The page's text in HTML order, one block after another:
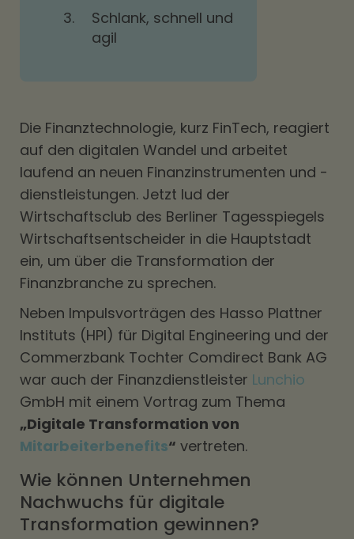
3.
Schlank, schnell und
agil
Die Finanztechnologie, kurz FinTech, reagiert
auf den digitalen Wandel und arbeitet
laufend an neuen Finanzinstrumenten und -
dienstleistungen. Jetzt lud der
Wirtschaftsclub des Berliner Tagesspiegels
Wirtschaftsentscheider in die Hauptstadt
ein, um über die Transformation der
Finanzbranche zu sprechen.
Neben Impulsvorträgen des Hasso Plattner
Instituts (HPI) für Digital Engineering und der
Commerzbank Tochter Comdirect Bank AG
war auch der Finanzdienstleister Lunchio
GmbH mit einem Vortrag zum Thema
„Digitale Transformation von
Mitarbeiterbenefits“ vertreten.
Wie können Unternehmen
Nachwuchs für digitale
Transformation gewinnen?